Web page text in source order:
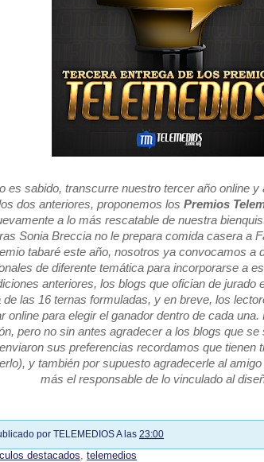
es sabido, transcurre nuestro tercer año online y
dos anteriores, proponemos los Premios
a lo más rescatable de nuestra
Sonia Breccia no le prepara comida casera a
tabaré este año, nosotros ya convocamos a
de diferente temática para incorporarse a
anteriores, los blogs que ofician de jurado
de las 16 ternas formuladas, y en breve, los
online para elegir el ganador dentro de cada
pero no sin antes agradecer a los blogs que
sus preferencias recordamos que tienen
y también por supuesto agradecerle al
más el responsable de lo vinculado al
por TELEMEDIOSA las 23:00
destacados, telemedios